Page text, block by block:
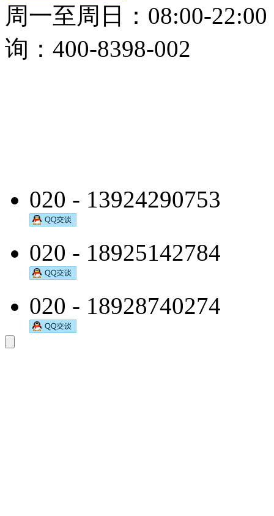
周一至周日：08:00-
询：400-8398-002
020 - 13924290753
020 - 18925142784
020 - 18928740274